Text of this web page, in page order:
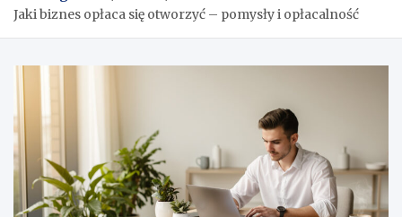
Jaki biznes opłaca się otworzyć – pomysły i opłacalność